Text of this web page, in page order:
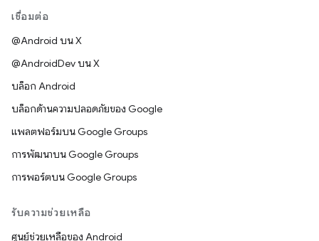
เชื่อมต่อ
@Android บน X
@AndroidDev บน X
บล็อก Android
บล็อกด้านความปลอดภัยของ Google
แพลตฟอร์มบน Google Groups
การพัฒนาบน Google Groups
การพอร์ตบน Google Groups
รับความช่วยเหลือ
ศูนย์ช่วยเหลือของ Android